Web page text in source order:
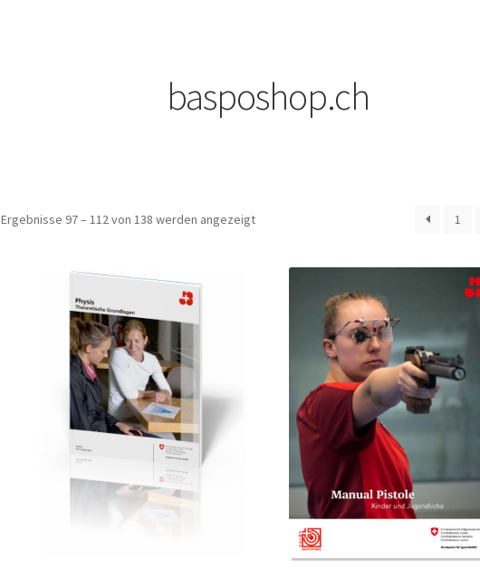
basposhop.ch
Ergebnisse 97 – 112 von 138 werden angezeigt 1